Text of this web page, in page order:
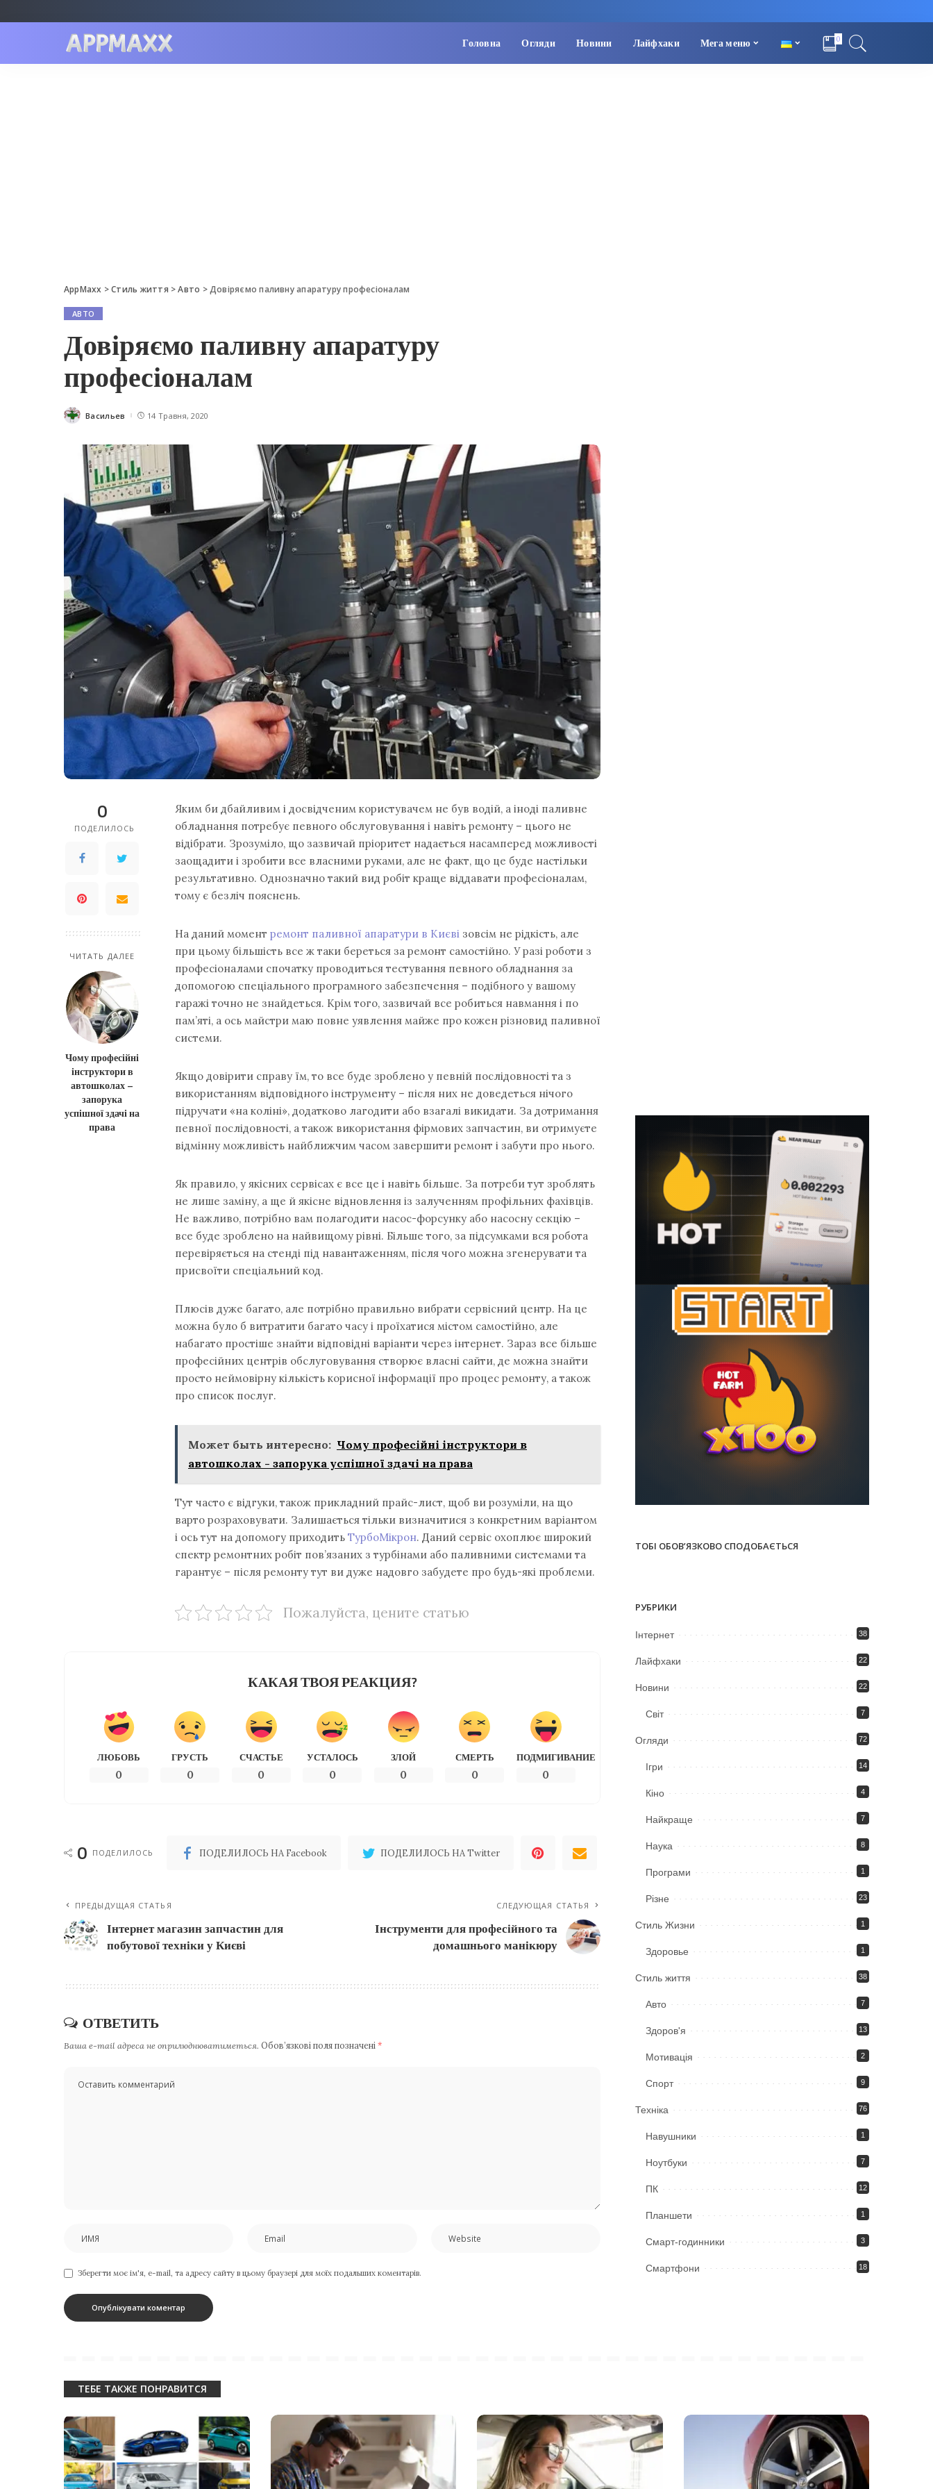
Головна Огляди Новини Лайфхаки Мега меню 0
AppMaxx >Стиль життя >Авто >Довіряємо паливну апаратуру професіоналам
АВТО
Довіряємо паливну апаратуру
професіоналам
Posted
Васильев 14 Травня, 2020
0
ПОДЕЛИЛОСЬ
ЧИТАТЬ ДАЛЕЕ
Чому професійні
інструктори в
автошколах –
запорука
успішної здачі на
права
Яким би дбайливим і досвідченим користувачем не був водій, а іноді паливне
обладнання потребує певного обслуговування і навіть ремонту – цього не
відібрати. Зрозуміло, що зазвичай пріоритет надається насамперед можливості
заощадити і зробити все власними руками, але не факт, що це буде настільки
результативно. Однозначно такий вид робіт краще віддавати професіоналам,
тому є безліч пояснень.
На даний момент ремонт паливної апаратури в Києві зовсім не рідкість, але
при цьому більшість все ж таки береться за ремонт самостійно. У разі роботи з
професіоналами спочатку проводиться тестування певного обладнання за
допомогою спеціального програмного забезпечення – подібного у вашому
гаражі точно не знайдеться. Крім того, зазвичай все робиться навмання і по
пам’яті, а ось майстри маю повне уявлення майже про кожен різновид паливної
системи.
Якщо довірити справу їм, то все буде зроблено у певній послідовності та з
використанням відповідного інструменту – після них не доведеться нічого
підручати «на коліні», додатково лагодити або взагалі викидати. За дотримання
певної послідовності, а також використання фірмових запчастин, ви отримуєте
відмінну можливість найближчим часом завершити ремонт і забути про нього.
Як правило, у якісних сервісах є все це і навіть більше. За потреби тут зроблять
не лише заміну, а ще й якісне відновлення із залученням профільних фахівців.
Не важливо, потрібно вам полагодити насос-форсунку або насосну секцію –
все буде зроблено на найвищому рівні. Більше того, за підсумками вся робота
перевіряється на стенді під навантаженням, після чого можна згенерувати та
присвоїти спеціальний код.
Плюсів дуже багато, але потрібно правильно вибрати сервісний центр. На це
можна було б витратити багато часу і проїхатися містом самостійно, але
набагато простіше знайти відповідні варіанти через інтернет. Зараз все більше
професійних центрів обслуговування створює власні сайти, де можна знайти
просто неймовірну кількість корисної інформації про процес ремонту, а також
про список послуг.
Может быть интересно: Чому професійні інструктори в
автошколах - запорука успішної здачі на права
Тут часто є відгуки, також прикладний прайс-лист, щоб ви розуміли, на що
варто розраховувати. Залишається тільки визначитися з конкретним варіантом
і ось тут на допомогу приходить ТурбоМікрон. Даний сервіс охоплює широкий
спектр ремонтних робіт пов’язаних з турбінами або паливними системами та
гарантує – після ремонту тут ви дуже надовго забудете про будь-які проблеми.
Пожалуйста, цените статью
КАКАЯ ТВОЯ РЕАКЦИЯ?
ЛЮБОВЬ
0
ГРУСТЬ
0
СЧАСТЬЕ
0
УСТАЛОСЬ
0
ЗЛОЙ
0
СМЕРТЬ
0
ПОДМИГИВАНИЕ
0
0 ПОДЕЛИЛОСЬ ПОДЕЛИЛОСЬ НА Facebook ПОДЕЛИЛОСЬ НА Twitter
ПРЕДЫДУЩАЯ СТАТЬЯ
Інтернет магазин запчастин для
побутової техніки у Києві
СЛЕДУЮЩАЯ СТАТЬЯ
Інструменти для професійного та
домашнього манікюру
ОТВЕТИТЬ
Ваша e-mail адреса не оприлюднюватиметься. Обов’язкові поля позначені *
Зберегти моє ім'я, e-mail, та адресу сайту в цьому браузері для моїх подальших коментарів.
ТОБІ ОБОВ’ЯЗКОВО СПОДОБАЄТЬСЯ
РУБРИКИ
Iнтернет 38
Лайфхаки 22
Новини 22
Світ 7
Огляди 72
Ігри 14
Кіно 4
Найкраще 7
Наука 8
Програми 1
Різне 23
Стиль Жизни 1
Здоровье 1
Стиль життя 38
Авто 7
Здоров'я 13
Мотивація 2
Спорт 9
Техніка 76
Навушники 1
Ноутбуки 7
ПК 12
Планшети 1
Смарт-годинники 3
Смартфони 18
ТЕБЕ ТАКЖЕ ПОНРАВИТСЯ